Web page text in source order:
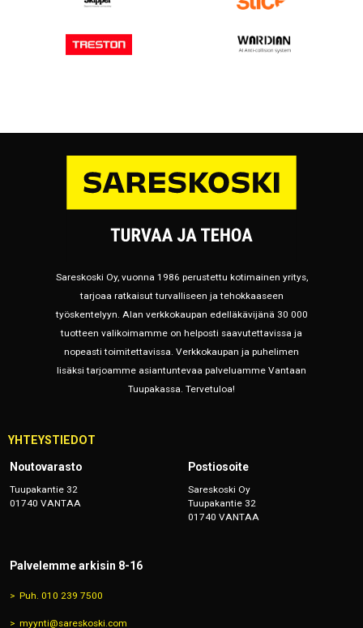
Sareskoski Oy, vuonna 1986 perustettu kotimainen yritys,
tarjoaa ratkaisut turvalliseen ja tehokkaaseen
työskentelyyn. Alan verkkokaupan edelläkävijänä 30 000
tuotteen valikoimamme on helposti saavutettavissa ja
nopeasti toimitettavissa. Verkkokaupan ja puhelimen
lisäksi tarjoamme asiantuntevaa palveluamme Vantaan
Tuupakassa. Tervetuloa!
YHTEYSTIEDOT
Noutovarasto
Tuupakantie 32
01740 VANTAA
Postiosoite
Sareskoski Oy
Tuupakantie 32
01740 VANTAA
Palvelemme arkisin 8-16
Puh. 010 239 7500
myynti@sareskoski.com